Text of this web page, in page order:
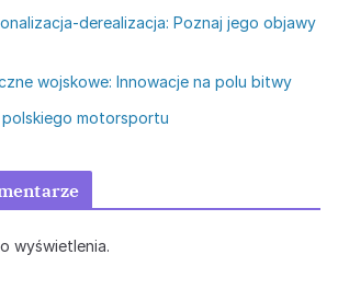
derealizacja: Poznaj jego objawy
wojskowe: Innowacje na polu bitwy
polskiego motorsportu
wyświetlenia.